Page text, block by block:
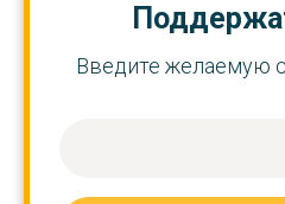
Введите желаемую